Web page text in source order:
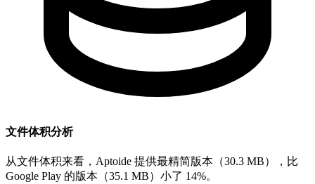
文件体积分析
从文件体积来看，Aptoide 提供最精简版本（30.3 MB），比
Google Play 的版本（35.1 MB）小了 14%。